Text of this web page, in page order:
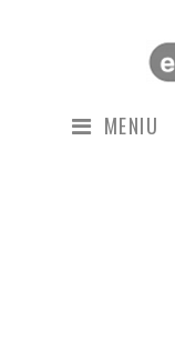
MENIU